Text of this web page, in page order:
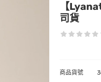
【
司貨
商品貨號